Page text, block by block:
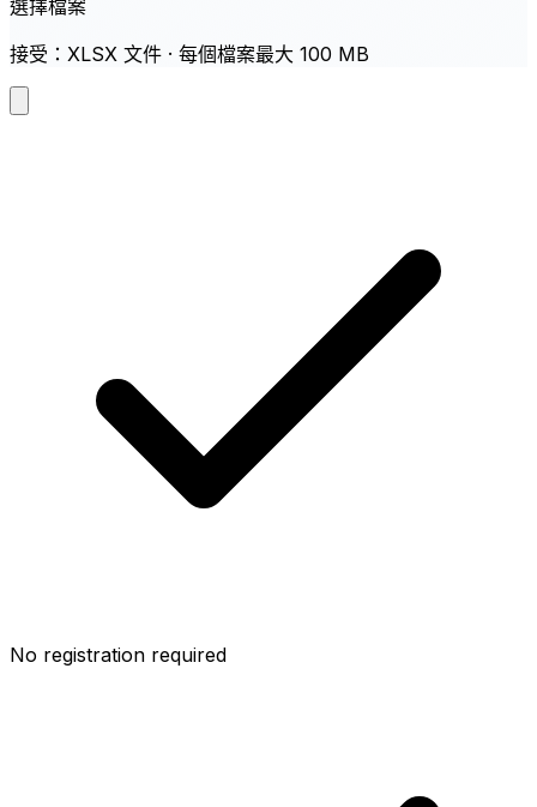
選擇檔案
接受：XLSX 文件 · 每個檔案最大 100 MB
No registration required